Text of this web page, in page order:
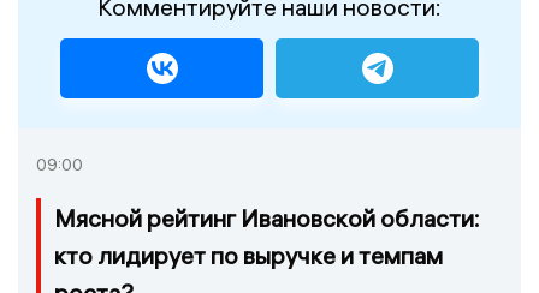
Комментируйте наши новости:
09:00
Мясной рейтинг Ивановской области:
кто лидирует по выручке и темпам